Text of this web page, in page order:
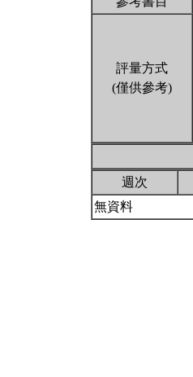
評量方式
(僅供參考)
週次
無資料